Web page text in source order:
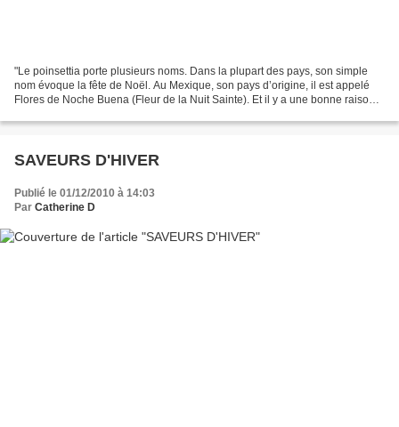
"Le poinsettia porte plusieurs noms. Dans la plupart des pays, son simple
nom évoque la fête de Noël. Au Mexique, son pays d’origine, il est appelé
Flores de Noche Buena (Fleur de la Nuit Sainte). Et il y a une bonne raison à
SAVEURS D'HIVER
Publié le 01/12/2010 à 14:03
Par Catherine D